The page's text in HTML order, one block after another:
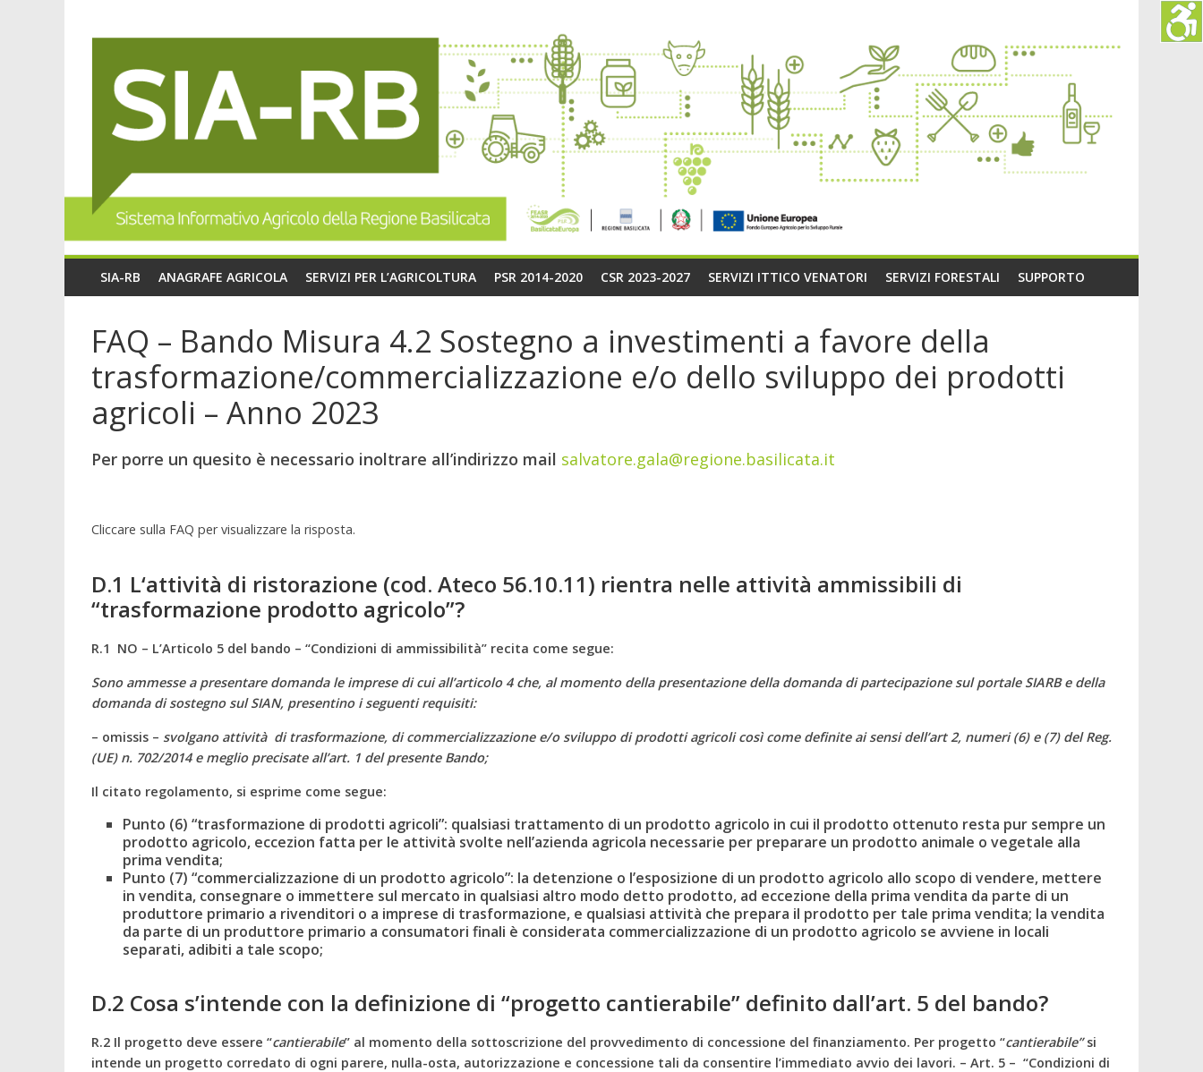
SIA-RB ANAGRAFE AGRICOLA SERVIZI PER L’AGRICOLTURA PSR 2014-2020 CSR 2023-2027 SERVIZI ITTICO VENATORI SERVIZI FORESTALI SUPPORTO
FAQ – Bando Misura 4.2 Sostegno a investimenti a favore della
trasformazione/commercializzazione e/o dello sviluppo dei prodotti
agricoli – Anno 2023
Per porre un quesito è necessario inoltrare all’indirizzo mail salvatore.gala@regione.basilicata.it
Cliccare sulla FAQ per visualizzare la risposta.
D.1 L‘attività di ristorazione (cod. Ateco 56.10.11) rientra nelle attività ammissibili di
“trasformazione prodotto agricolo”?
R.1 NO – L’Articolo 5 del bando – “Condizioni di ammissibilità” recita come segue:
Sono ammesse a presentare domanda le imprese di cui all’articolo 4 che, al momento della presentazione della domanda di partecipazione sul portale SIARB e della
domanda di sostegno sul SIAN, presentino i seguenti requisiti:
– omissis – svolgano attività di trasformazione, di commercializzazione e/o sviluppo di prodotti agricoli così come definite ai sensi dell’art 2, numeri (6) e (7) del Reg.
(UE) n. 702/2014 e meglio precisate all’art. 1 del presente Bando;
Il citato regolamento, si esprime come segue:
Punto (6) “trasformazione di prodotti agricoli”: qualsiasi trattamento di un prodotto agricolo in cui il prodotto ottenuto resta pur sempre un
prodotto agricolo, eccezion fatta per le attività svolte nell’azienda agricola necessarie per preparare un prodotto animale o vegetale alla
prima vendita;
Punto (7) “commercializzazione di un prodotto agricolo”: la detenzione o l’esposizione di un prodotto agricolo allo scopo di vendere, mettere
in vendita, consegnare o immettere sul mercato in qualsiasi altro modo detto prodotto, ad eccezione della prima vendita da parte di un
produttore primario a rivenditori o a imprese di trasformazione, e qualsiasi attività che prepara il prodotto per tale prima vendita; la vendita
da parte di un produttore primario a consumatori finali è considerata commercializzazione di un prodotto agricolo se avviene in locali
separati, adibiti a tale scopo;
D.2 Cosa s’intende con la definizione di “progetto cantierabile” definito dall’art. 5 del bando?
R.2 Il progetto deve essere “cantierabile” al momento della sottoscrizione del provvedimento di concessione del finanziamento. Per progetto “cantierabile” si
intende un progetto corredato di ogni parere, nulla-osta, autorizzazione e concessione tali da consentire l’immediato avvio dei lavori. – Art. 5 – “Condizioni di